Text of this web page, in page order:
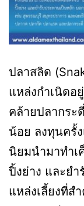
ปลาสลิด
แหล่งกำเนิดอ
คล้ายปลากระ
น้อย ลงทุนครั้
นิยมนำมาทำเ
ปิ้งย่าง และย
แหล่งเลี้ยงที่ส